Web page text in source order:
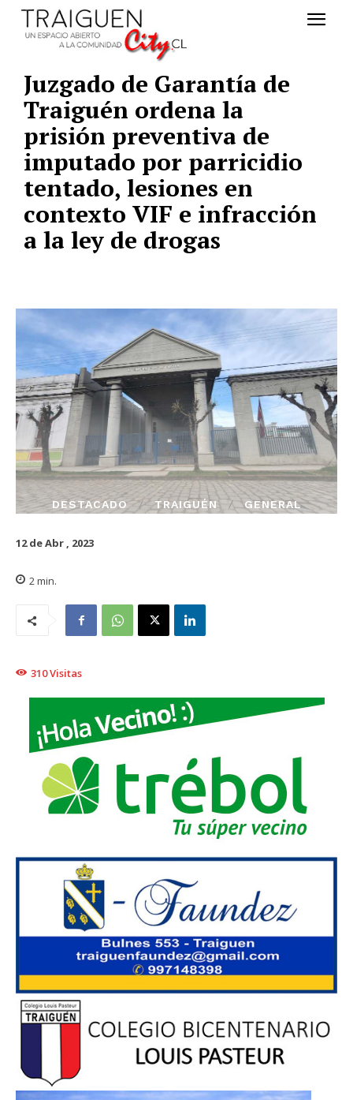
Juzgado de Garantía de
Traiguén ordena la
prisión preventiva de
imputado por parricidio
tentado, lesiones en
contexto VIF e infracción
a la ley de drogas
DESTACADO TRAIGUÉN GENERAL
12 de Abr , 2023
2 min.
310Visitas